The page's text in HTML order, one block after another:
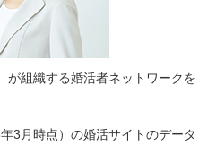
が組織する婚活者ネットワークを
3月時点）の婚活サイトのデータ